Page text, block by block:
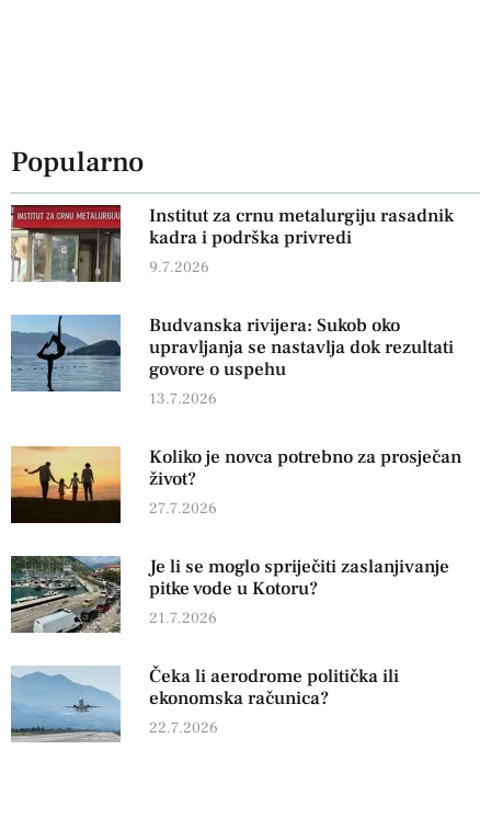
Popularno
Institut za crnu metalurgiju rasadnik
kadra i podrška privredi
9.7.2026
Budvanska rivijera: Sukob oko
upravljanja se nastavlja dok rezultati
govore o uspehu
13.7.2026
Koliko je novca potrebno za prosječan
život?
27.7.2026
Je li se moglo spriječiti zaslanjivanje
pitke vode u Kotoru?
21.7.2026
Čeka li aerodrome politička ili
ekonomska računica?
22.7.2026